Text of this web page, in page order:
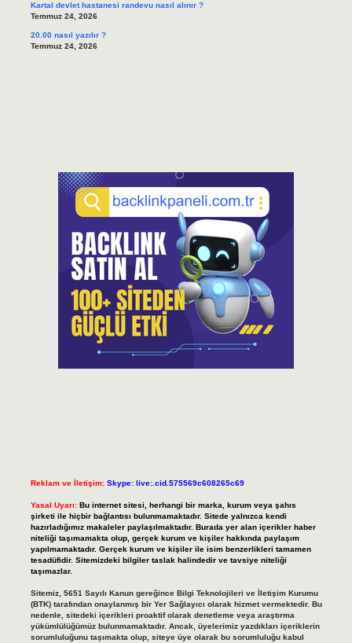
Kartal devlet hastanesi randevu nasıl alınır ?
Temmuz 24, 2026
20.00 nasıl yazılır ?
Temmuz 24, 2026
Reklam ve İletişim: Skype: live:.cid.575569c608265c69
Yasal Uyarı: Bu internet sitesi, herhangi bir marka, kurum veya şahıs
şirketi ile hiçbir bağlantısı bulunmamaktadır. Sitede yalnızca kendi
hazırladığımız makaleler paylaşılmaktadır. Burada yer alan içerikler haber
niteliği taşımamakta olup, gerçek kurum ve kişiler hakkında paylaşım
yapılmamaktadır. Gerçek kurum ve kişiler ile isim benzerlikleri tamamen
tesadüfidir. Sitemizdeki bilgiler taslak halindedir ve tavsiye niteliği
taşımazlar.
Sitemiz, 5651 Sayılı Kanun gereğince Bilgi Teknolojileri ve İletişim Kurumu
(BTK) tarafından onaylanmış bir Yer Sağlayıcı olarak hizmet vermektedir. Bu
nedenle, sitedeki içerikleri proaktif olarak denetleme veya araştırma
yükümlülüğümüz bulunmamaktadır. Ancak, üyelerimiz yazdıkları içeriklerin
sorumluluğunu taşımakta olup, siteye üye olarak bu sorumluluğu kabul